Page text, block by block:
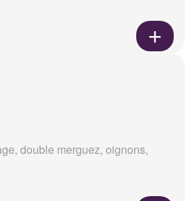
double merguez, oignons,